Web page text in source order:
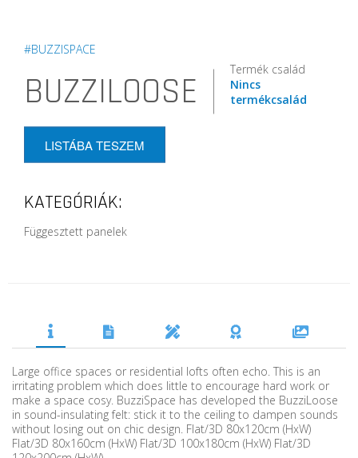
#BUZZISPACE
BUZZILOOSE
Termék család
Nincs
termékcsalád
LISTÁBA TESZEM
KATEGÓRIÁK:
Függesztett panelek
Large office spaces or residential lofts often echo. This is an
irritating problem which does little to encourage hard work or
make a space cosy. BuzziSpace has developed the BuzziLoose
in sound-insulating felt: stick it to the ceiling to dampen sounds
without losing out on chic design. Flat/3D 80x120cm (HxW)
Flat/3D 80x160cm (HxW) Flat/3D 100x180cm (HxW) Flat/3D